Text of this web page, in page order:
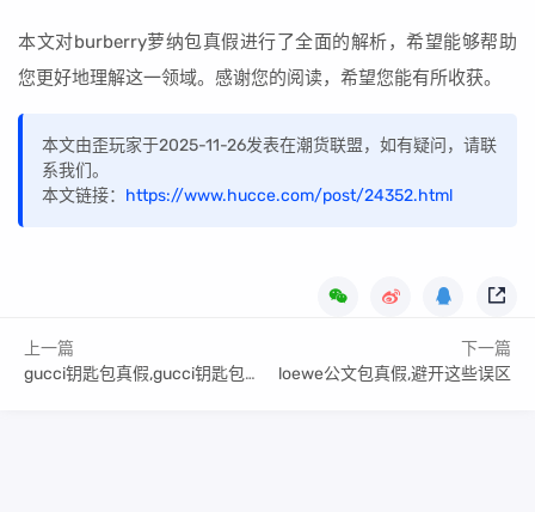
本文对burberry萝纳包真假进行了全面的解析，希望能够帮助
您更好地理解这一领域。感谢您的阅读，希望您能有所收获。
本文由歪玩家于2025-11-26发表在潮货联盟，如有疑问，请联
系我们。
本文链接： https://www.hucce.com/post/24352.html
上一篇
gucci钥匙包真假,gucci钥匙包真假辨别
下一篇
loewe公文包真假,避开这些误区